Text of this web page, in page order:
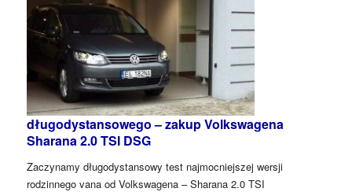
długodystansowego – zakup Volkswagena
Sharana 2.0 TSI DSG
Zaczynamy długodystansowy test najmocniejszej wersji
rodzinnego vana od Volkswagena – Sharana 2.0 TSI